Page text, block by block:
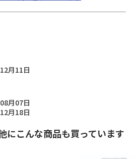
月11日
月07日
月18日
にこんな商品も買っています